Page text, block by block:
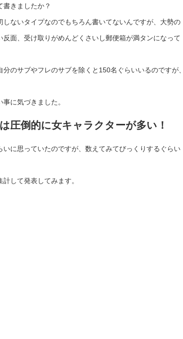
書きましたか？
ないタイプなのでもちろん書いてないんですが、大勢の
面、受け取りがめんどくさいし郵便箱が満タンになって
のサブやフレのサブを除くと150名ぐらいいるのですが、
に気づきました。
圧倒的に女キャラクターが多い！
に思っていたのですが、数えてみてびっくりするぐらい
して発表してみます。